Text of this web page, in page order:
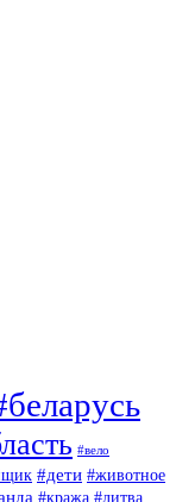
#вело
#дети #животное
#кража #литва